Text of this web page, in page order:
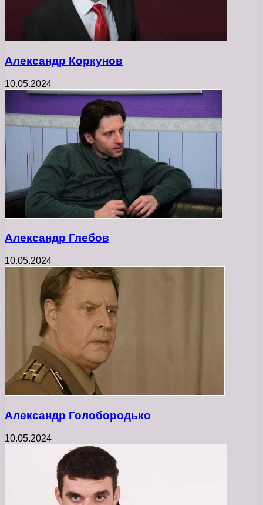
Александр Коркунов
10.05.2024
Александр Глебов
10.05.2024
Александр Голобородько
10.05.2024